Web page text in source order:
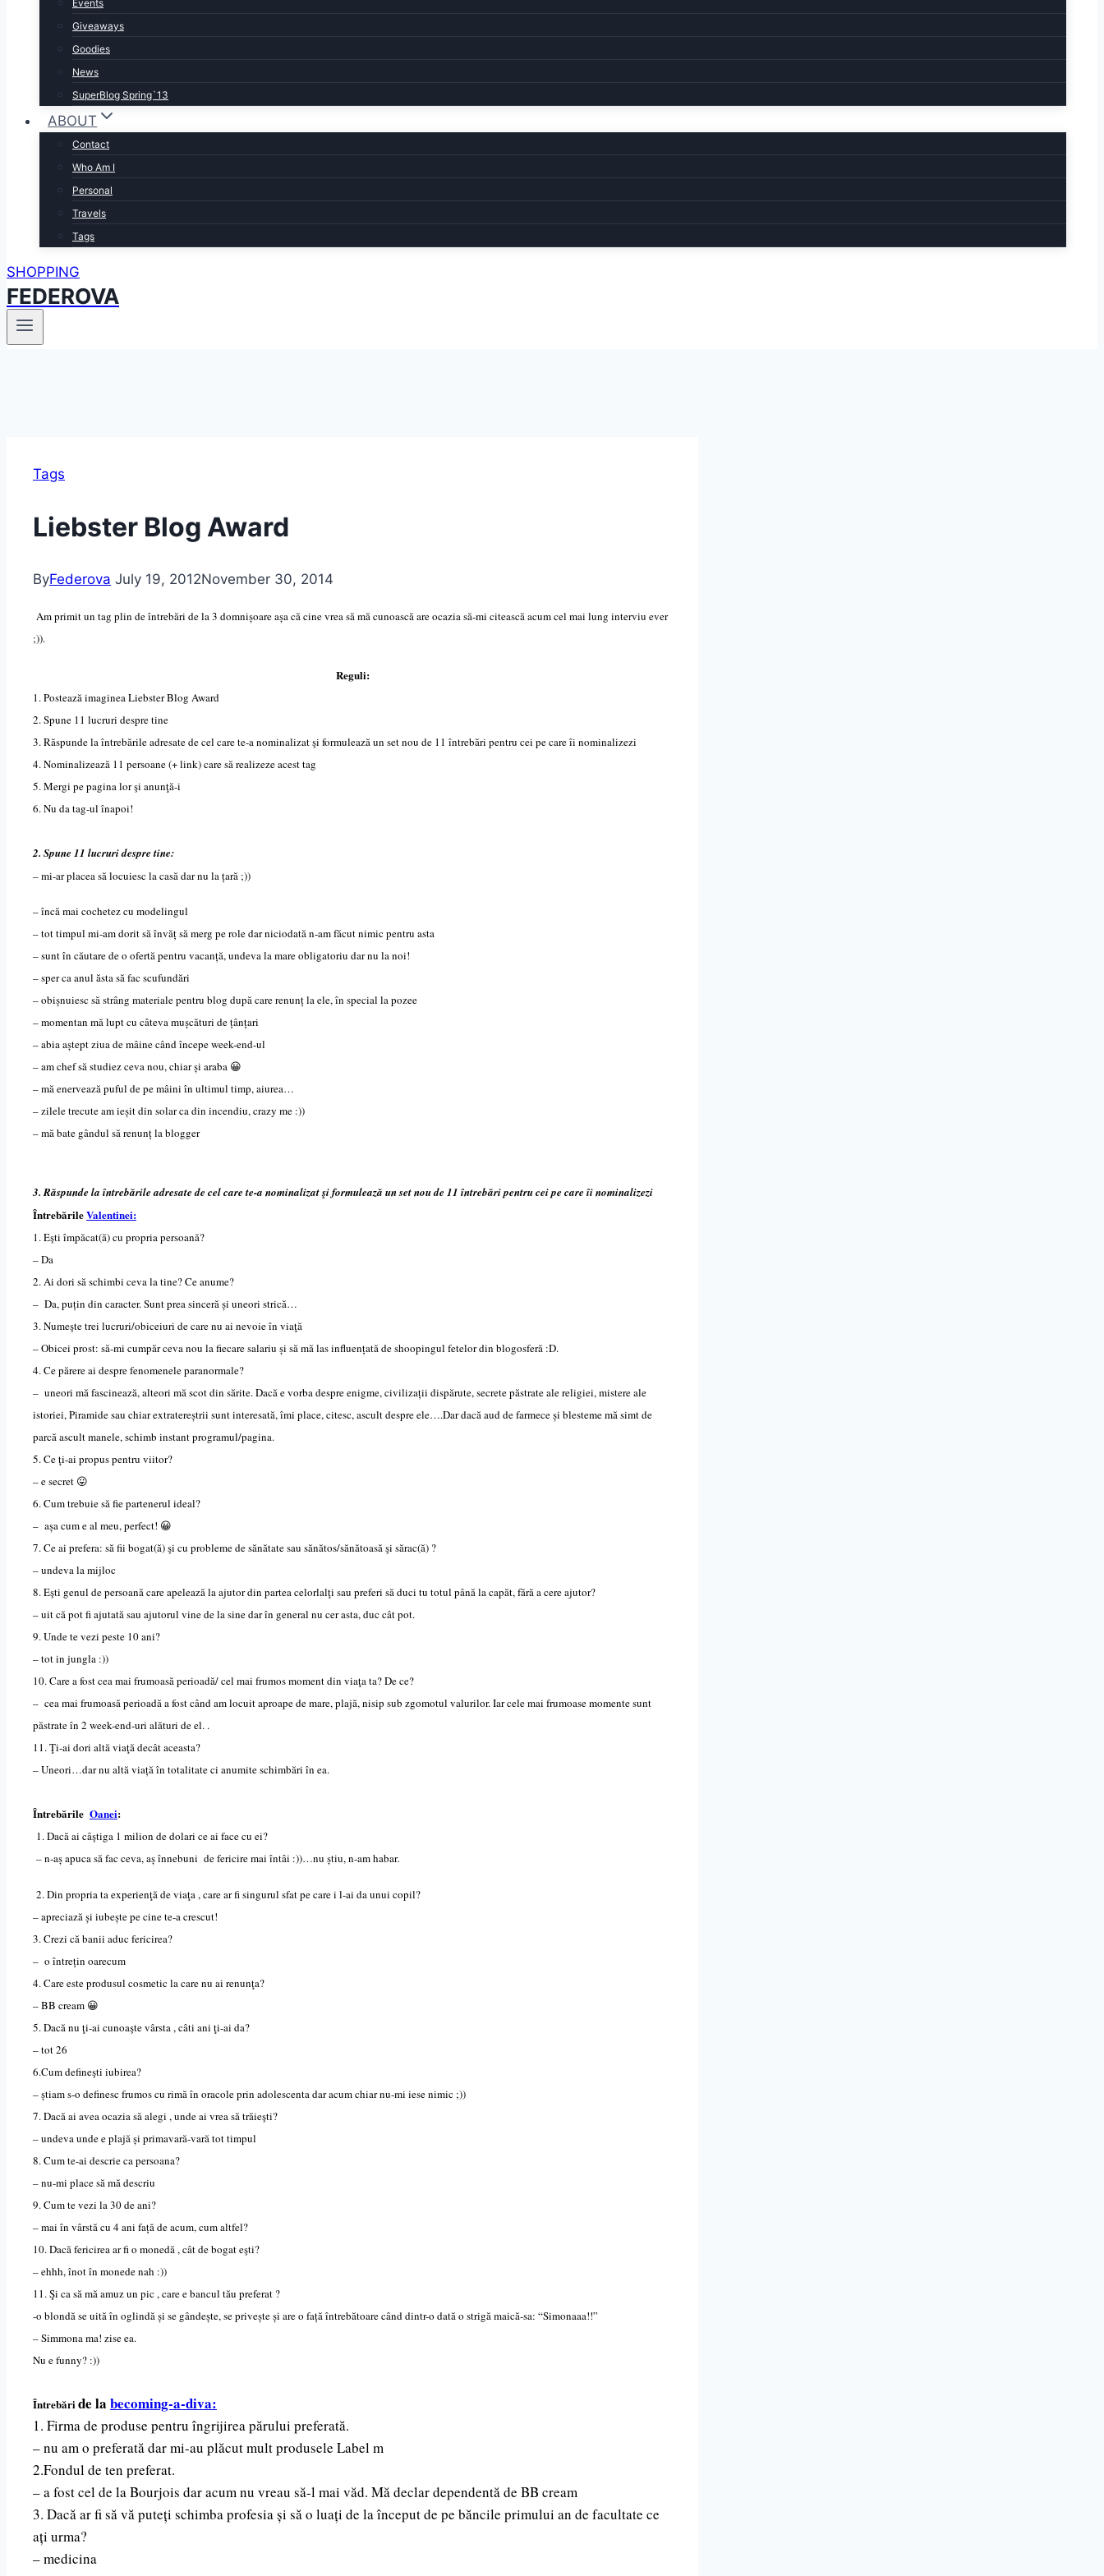
Events
Giveaways
Goodies
News
SuperBlog Spring`13
ABOUT
Contact
Who Am I
Personal
Travels
Tags
SHOPPING
FEDEROVA
Tags
Liebster Blog Award
ByFederova July 19, 2012November 30, 2014
Am primit un tag plin de întrebări de la 3 domnișoare așa că cine vrea să mă cunoască are ocazia să-mi citească acum cel mai lung interviu ever
;)).
Reguli:
1. Postează imaginea Liebster Blog Award
2. Spune 11 lucruri despre tine
3. Răspunde la întrebările adresate de cel care te-a nominalizat şi formulează un set nou de 11 întrebări pentru cei pe care îi nominalizezi
4. Nominalizează 11 persoane (+ link) care să realizeze acest tag
5. Mergi pe pagina lor şi anunţă-i
6. Nu da tag-ul înapoi!
2. Spune 11 lucruri despre tine:
– mi-ar placea sălocuiesc la casădar nu lațară ;))
– încă mai cochetez cu modelingul
– tot timpul mi-am dorit să învăț să merg pe role dar niciodată n-am făcut nimic pentru asta
– sunt în căutare de o ofertă pentru vacanță, undeva la mare obligatoriu dar nu la noi!
– sper ca anul ăsta să fac scufundări
– obișnuiesc să strâng materiale pentru blog după care renunț la ele, în special la pozee
– momentan mă lupt cu câteva mușcături de țânțari
– abia aștept ziua de mâine când începe week-end-ul
– am chef să studiez ceva nou, chiar și araba 😀
– mă enervează puful de pe mâini în ultimul timp, aiurea…
– zilele trecute am ieșit din solar ca din incendiu, crazy me :))
– mă bate gândul să renunț la blogger
3. Răspunde la întrebările adresate de cel care te-a nominalizat şi formulează un set nou de 11 întrebări pentru cei pe care îi nominalizezi
ÎntrebărileValentinei:
1. Eşti împăcat(ă) cu propria persoană?
– Da
2. Ai dori să schimbi ceva la tine? Ce anume?
– Da, puțin din caracter. Sunt prea sinceră și uneori strică…
3. Numeşte trei lucruri/obiceiuri de care nu ai nevoie în viaţă
– Obicei prost: să-mi cumpăr ceva nou la fiecare salariu și să mă las influențată de shoopingul fetelor din blogosferă :D.
4. Ce părere ai despre fenomenele paranormale?
– uneori mă fascinează, alteori mă scot din sărite. Dacă e vorba despre enigme, civilizații dispărute, secrete păstrate ale religiei, mistere ale
istoriei, Piramide sau chiar extratereștrii sunt interesată, îmi place, citesc, ascult despre ele….Dar dacă aud de farmece și blesteme mă simt de
parcă ascult manele, schimb instant programul/pagina.
5. Ce ţi-ai propus pentru viitor?
– e secret 😛
6. Cum trebuie să fie partenerul ideal?
– așa cum e al meu, perfect! 😀
7. Ce ai prefera: să fii bogat(ă) şi cu probleme de sănătate sau sănătos/sănătoasă şi sărac(ă) ?
– undeva la mijloc
8. Eşti genul de persoană care apelează la ajutor din partea celorlalţi sau preferi să duci tu totul până la capăt, fără a cere ajutor?
– uit că pot fi ajutată sau ajutorul vine de la sine dar în general nu cer asta, duc cât pot.
9. Unde te vezi peste 10 ani?
– tot in jungla :))
10. Care a fost cea mai frumoasă perioadă/ cel mai frumos moment din viaţa ta? De ce?
– cea mai frumoasă perioadă a fost când am locuit aproape de mare, plajă, nisip sub zgomotul valurilor. Iar cele mai frumoase momente sunt
păstrate în 2 week-end-uri alături de el. .
11. Ţi-ai dori altă viaţă decât aceasta?
– Uneori…dar nu altă viață în totalitate ci anumite schimbări în ea.
Întrebările Oanei:
1. Dacă ai câştiga 1 milion de dolari ce ai face cu ei?
–n-aș apuca să fac ceva, aș înnebuni de fericire mai întâi :))…nu știu, n-am habar.
2. Din propria ta experienţă de viaţa , care ar fi singurul sfat pe care i l-ai da unui copil?
– apreciază și iubește pe cine te-a crescut!
3. Crezi că banii aduc fericirea?
– o întrețin oarecum
4. Care este produsul cosmetic la care nu ai renunţa?
– BB cream 😀
5. Dacă nu ţi-ai cunoaşte vârsta , câti ani ţi-ai da?
– tot 26
6.Cum defineşti iubirea?
– știam s-o definesc frumos cu rimă în oracole prin adolescenta dar acum chiar nu-mi iese nimic ;))
7. Dacă ai avea ocazia să alegi , unde ai vrea să trăieşti?
– undeva unde e plajă și primavară-vară tot timpul
8. Cum te-ai descrie ca persoana?
– nu-mi place să mă descriu
9. Cum te vezi la 30 de ani?
– mai în vârstă cu 4 ani față de acum, cum altfel?
10. Dacă fericirea ar fi o monedă , cât de bogat eşti?
– ehhh, înot în monede nah :))
11. Şi ca să mă amuz un pic , care e bancul tău preferat ?
-o blondă se uită în oglindă și se gândește, se privește și are o față întrebătoare când dintr-o dată o strigă maică-sa: “Simonaaa!!”
– Simmona ma! zise ea.
Nu e funny? :))
Întrebăride la becoming-a-diva:
1. Firma de produse pentru îngrijirea părului preferată.
– nu am o preferată dar mi-au plăcut mult produsele Label m
2.Fondul de ten preferat.
– a fost cel de la Bourjois dar acum nu vreau să-l mai văd. Mă declar dependentă de BB cream
3. Dacă ar fi să vă puteți schimba profesia și să o luați de la început de pe băncile primului an de facultate ce
ați urma?
– medicina